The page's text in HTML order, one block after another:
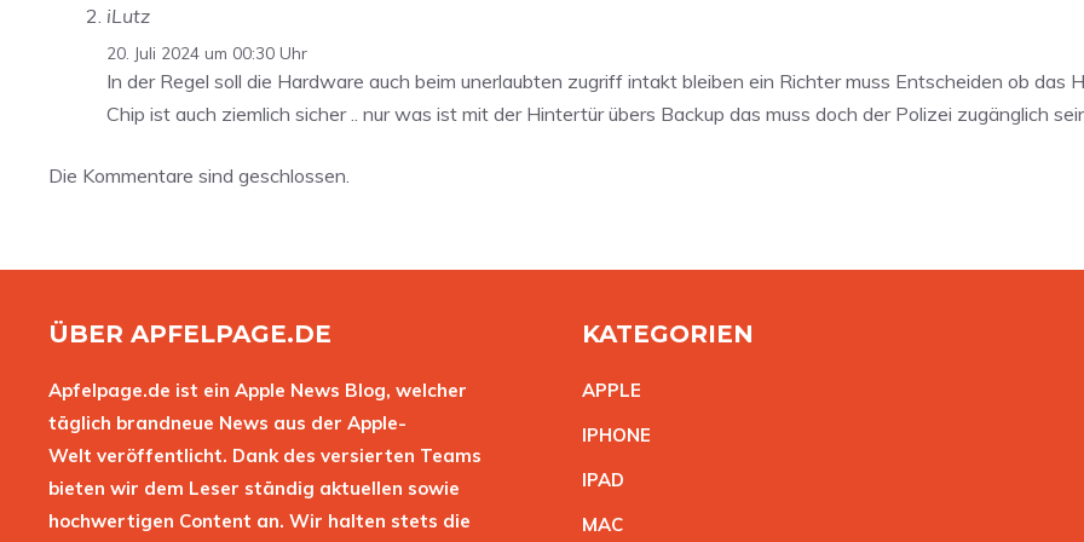
iLutz
20. Juli 2024 um 00:30 Uhr
In der Regel soll die Hardware auch beim unerlaubten zugriff intakt bleiben ein Richter muss Entscheiden ob
Chip ist auch ziemlich sicher .. nur was ist mit der Hintertür übers Backup das muss doch der Polizei zugänglich
Die Kommentare sind geschlossen.
ÜBER APFELPAGE.DE
Apfelpage.de ist ein Apple News Blog, welcher
täglich brandneue News aus der Apple-
Welt veröffentlicht. Dank des versierten Teams
bieten wir dem Leser ständig aktuellen sowie
hochwertigen Content an. Wir halten stets die
KATEGORIEN
APPLE
IPHONE
IPAD
MAC